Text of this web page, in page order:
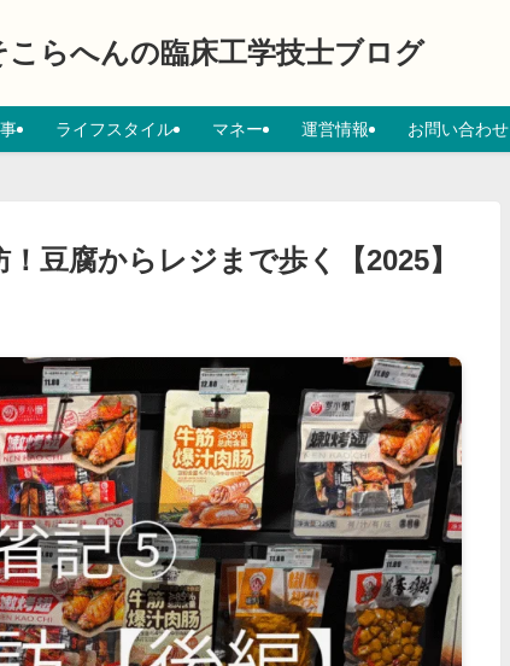
こらへんの臨床工学技士ブログ
ライフスタイル マネー 運営情報 お問い合わせ
豆腐からレジまで歩く【2025】